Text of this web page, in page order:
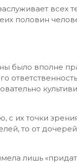
всех
половин
было вполне
с их точки
то от
лишь